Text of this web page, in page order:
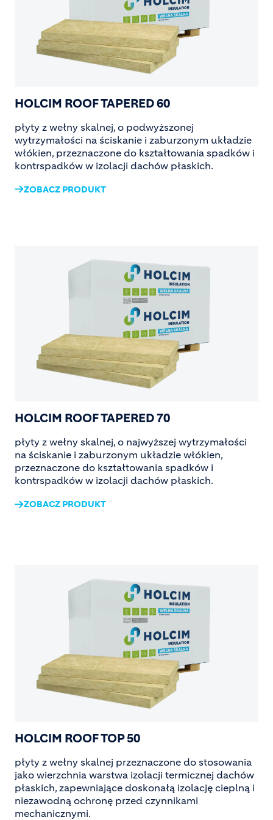
HOLCIM ROOF TAPERED 60
płyty z wełny skalnej, o podwyższonej
wytrzymałości na ściskanie i zaburzonym układzie
włókien, przeznaczone do kształtowania spadków i
kontrspadków w izolacji dachów płaskich.
ZOBACZ PRODUKT
HOLCIM ROOF TAPERED 70
płyty z wełny skalnej, o najwyższej wytrzymałości
na ściskanie i zaburzonym układzie włókien,
przeznaczone do kształtowania spadków i
kontrspadków w izolacji dachów płaskich.
ZOBACZ PRODUKT
HOLCIM ROOF TOP 50
płyty z wełny skalnej przeznaczone do stosowania
jako wierzchnia warstwa izolacji termicznej dachów
płaskich, zapewniające doskonałą izolację cieplną i
niezawodną ochronę przed czynnikami
mechanicznymi.